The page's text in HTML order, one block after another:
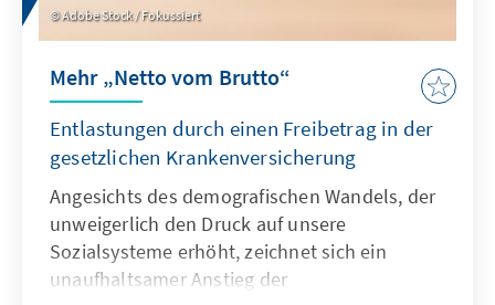
Adobe Stock / Fokussiert
Mehr „Netto vom Brutto“
Entlastungen durch einen Freibetrag in der
gesetzlichen Krankenversicherung
Angesichts des demografischen Wandels, der
unweigerlich den Druck auf unsere
Sozialsysteme erhöht, zeichnet sich ein
unaufhaltsamer Anstieg der